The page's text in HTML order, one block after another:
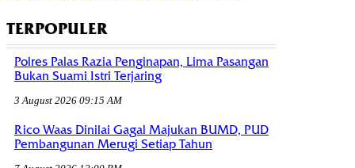
TERPOPULER
Polres Palas Razia Penginapan, Lima Pasangan
Bukan Suami Istri Terjaring
3 August 2026 09:15 AM
Rico Waas Dinilai Gagal Majukan BUMD, PUD
Pembangunan Merugi Setiap Tahun